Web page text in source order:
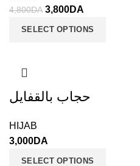
4,800DA 3,800DA
SELECT OPTIONS
حجاب بالقفايل
HIJAB
3,000DA
SELECT OPTIONS